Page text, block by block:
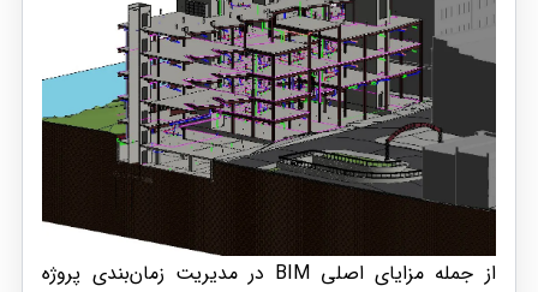
از جمله مزایای اصلی BIM در مدیریت زمان‌بندی پروژه